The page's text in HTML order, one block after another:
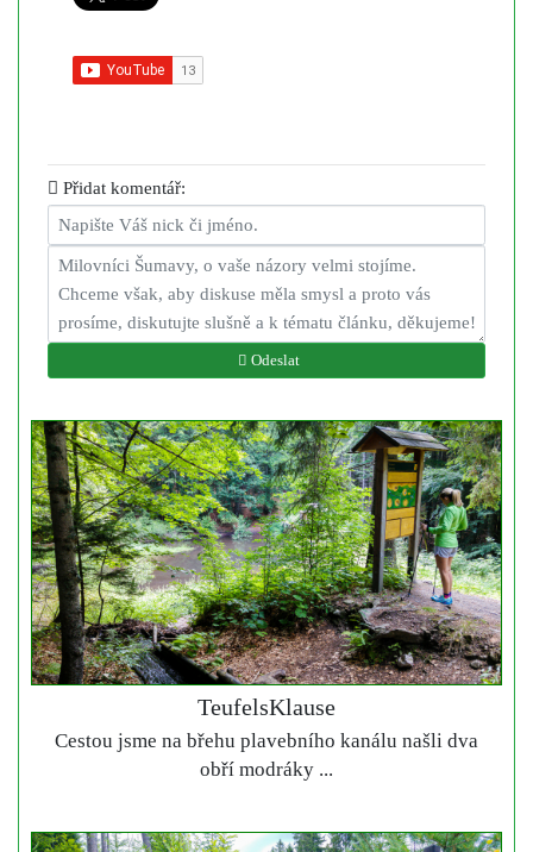
Přidat komentář:
Odeslat
TeufelsKlause
Cestou jsme na břehu plavebního kanálu našli dva
obří modráky ...